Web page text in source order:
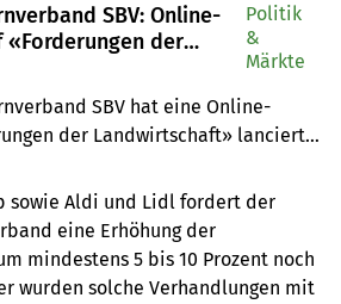
SBV: Online-
der
SBV hat eine Online-
der Landwirtschaft» lanciert.
und die Bauernfamilien für
Abnahmepreise erhalten.
haben die Petition in den ersten
Politik
&
Märkte
sowie Aldi und Lidl fordert der
eine Erhöhung der
mindestens 5 bis 10 Prozent noch
wurden solche Verhandlungen mit